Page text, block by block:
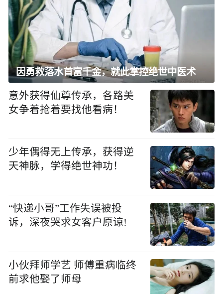
因勇救落水首富千金，就此掌控绝世中医术
意外获得仙尊传承，各路美
女争着抢着要找他看病！
少年偶得无上传承，获得逆
天神脉，学得绝世神功！
“快递小哥”工作失误被投
诉，深夜哭求女客户原谅!
小伙拜师学艺 师傅重病临终
前求他娶了师母